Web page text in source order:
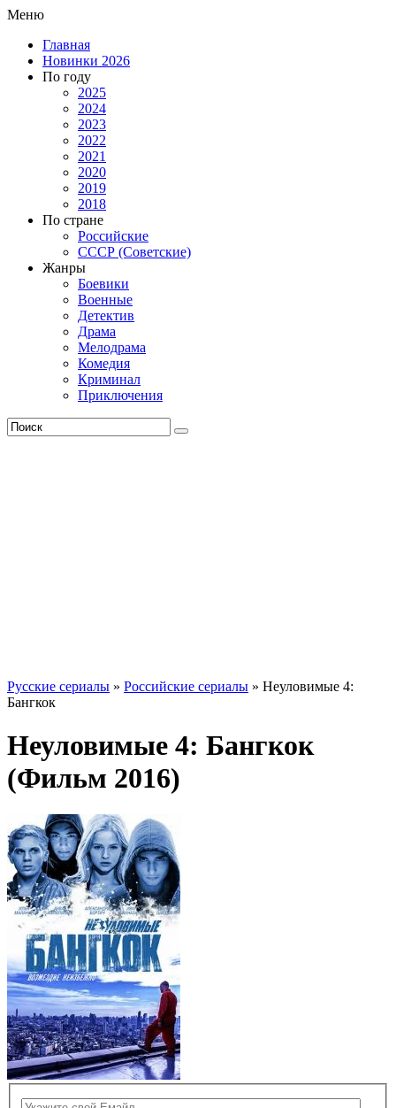
Меню
Главная
Новинки 2026
По году
2025
2024
2023
2022
2021
2020
2019
2018
По стране
Российские
СССР (Советские)
Жанры
Боевики
Военные
Детектив
Драма
Мелодрама
Комедия
Криминал
Приключения
Русские сериалы » Российские сериалы » Неуловимые 4:
Бангкок
Неуловимые 4: Бангкок
(Фильм 2016)